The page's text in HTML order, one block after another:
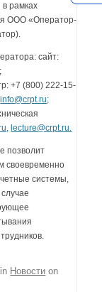
в рамках
ООО «Оператор-
сайт:
+7 (800) 222-15-
info@crpt.ru;
lecture@crpt.ru.
позволит
своевременно
системы,
Новости on